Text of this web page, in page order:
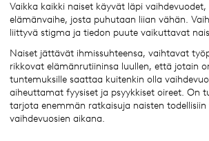
Vaikka kaikki naiset käyvät läpi vaihdevuodet,
elämänvaihe, josta puhutaan liian vähän.
liittyvä stigma ja tiedon puute vaikuttavat
Naiset jättävät ihmissuhteensa, vaihtavat
rikkovat elämänrutiininsa luullen, että jotain
tuntemuksille saattaa kuitenkin olla
aiheuttamat fyysiset ja psyykkiset oireet. On
tarjota enemmän ratkaisuja naisten todellisiin
vaihdevuosien aikana.